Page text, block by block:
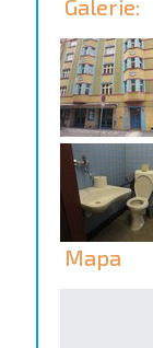
Galerie:
Mapa